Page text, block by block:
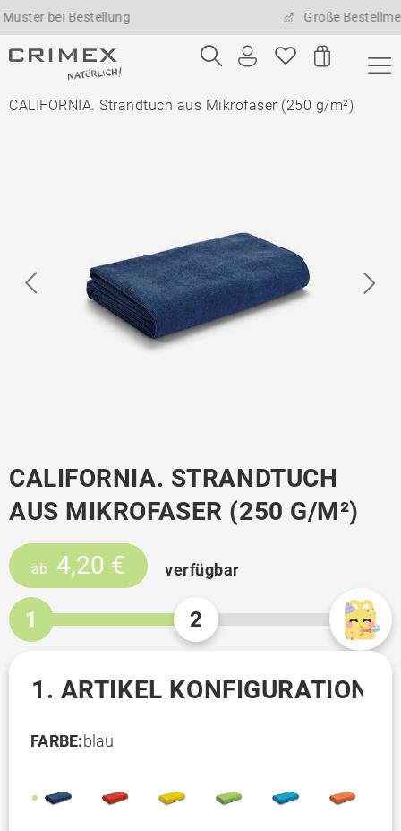
Bestellung Große Bestellmengen
CALIFORNIA. Strandtuch aus Mikrofaser (250 g/m²)
CALIFORNIA. STRANDTUCH
AUS MIKROFASER (250 G/M²)
ab 4,20 € verfügbar
1 2
1. ARTIKEL KONFIGURATION
FARBE:blau